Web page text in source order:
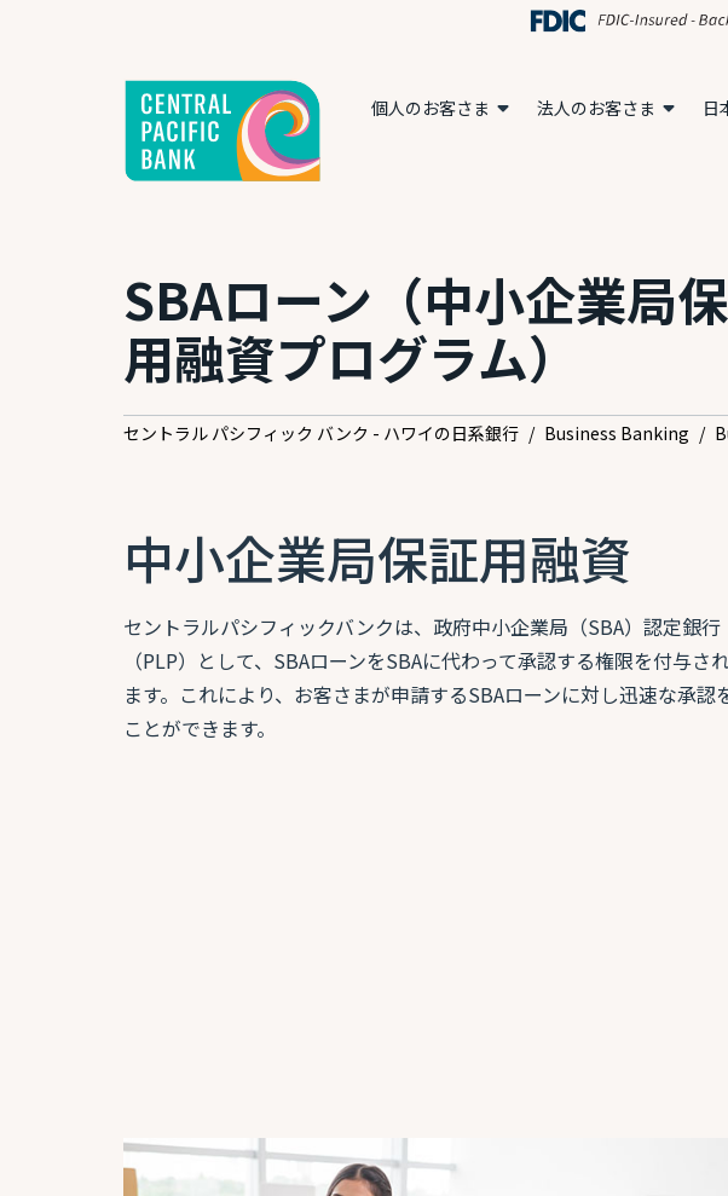
個人のお客さま 法人のお客さま 日
SBAローン（中小企業局
用融資プログラム）
セントラル パシフィック バンク - ハワイの日系銀行 / Business Banking /
中小企業局保証用融資
セントラルパシフィックバンクは、政府中小企業局（SBA）認定銀行
（PLP）として、SBAローンをSBAに代わって承認する権限を付与さ
ます。これにより、お客さまが申請するSBAローンに対し迅速な承認
ことができます。